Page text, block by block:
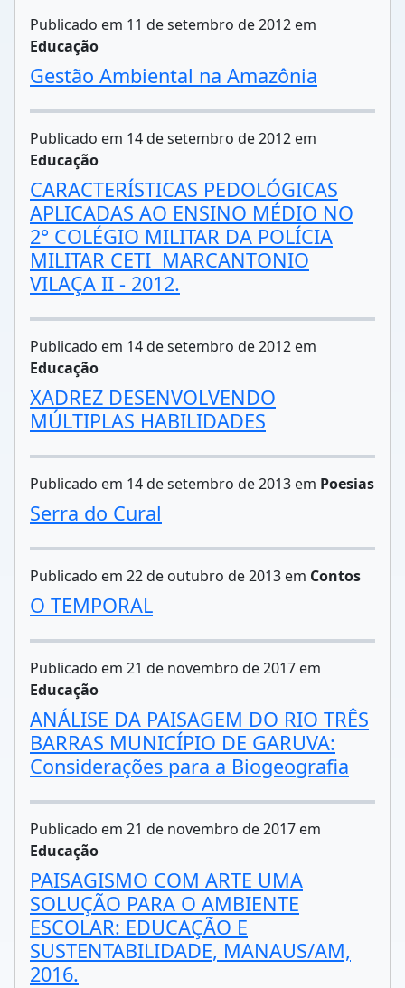
Publicado em 11 de setembro de 2012 em
Educação
Gestão Ambiental na Amazônia
Publicado em 14 de setembro de 2012 em
Educação
CARACTERÍSTICAS PEDOLÓGICAS
APLICADAS AO ENSINO MÉDIO NO
2° COLÉGIO MILITAR DA POLÍCIA
MILITAR CETI  MARCANTONIO
VILAÇA II - 2012.
Publicado em 14 de setembro de 2012 em
Educação
XADREZ DESENVOLVENDO
MÚLTIPLAS HABILIDADES
Publicado em 14 de setembro de 2013 em Poesias
Serra do Cural
Publicado em 22 de outubro de 2013 em Contos
O TEMPORAL
Publicado em 21 de novembro de 2017 em
Educação
ANÁLISE DA PAISAGEM DO RIO TRÊS
BARRAS MUNICÍPIO DE GARUVA:
Considerações para a Biogeografia
Publicado em 21 de novembro de 2017 em
Educação
PAISAGISMO COM ARTE UMA
SOLUÇÃO PARA O AMBIENTE
ESCOLAR: EDUCAÇÃO E
SUSTENTABILIDADE, MANAUS/AM,
2016.